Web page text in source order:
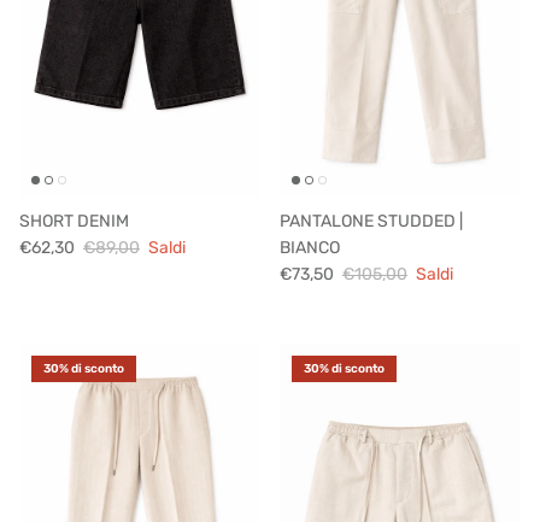
SHORT DENIM
€62,30 €89,00 Saldi
PANTALONE STUDDED |
BIANCO
€73,50 €105,00 Saldi
30% di sconto 30% di sconto